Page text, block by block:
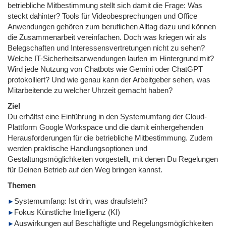
betriebliche Mitbestimmung stellt sich damit die Frage: Was
steckt dahinter? Tools für Videobesprechungen und Office
Anwendungen gehören zum beruflichen Alltag dazu und können
die Zusammenarbeit vereinfachen. Doch was kriegen wir als
Belegschaften und Interessensvertretungen nicht zu sehen?
Welche IT-Sicherheitsanwendungen laufen im Hintergrund mit?
Wird jede Nutzung von Chatbots wie Gemini oder ChatGPT
protokolliert? Und wie genau kann der Arbeitgeber sehen, was
Mitarbeitende zu welcher Uhrzeit gemacht haben?
Ziel
Du erhältst eine Einführung in den Systemumfang der Cloud-
Plattform Google Workspace und die damit einhergehenden
Herausforderungen für die betriebliche Mitbestimmung. Zudem
werden praktische Handlungsoptionen und
Gestaltungsmöglichkeiten vorgestellt, mit denen Du Regelungen
für Deinen Betrieb auf den Weg bringen kannst.
Themen
Systemumfang: Ist drin, was draufsteht?
Fokus Künstliche Intelligenz (KI)
Auswirkungen auf Beschäftigte und Regelungsmöglichkeiten